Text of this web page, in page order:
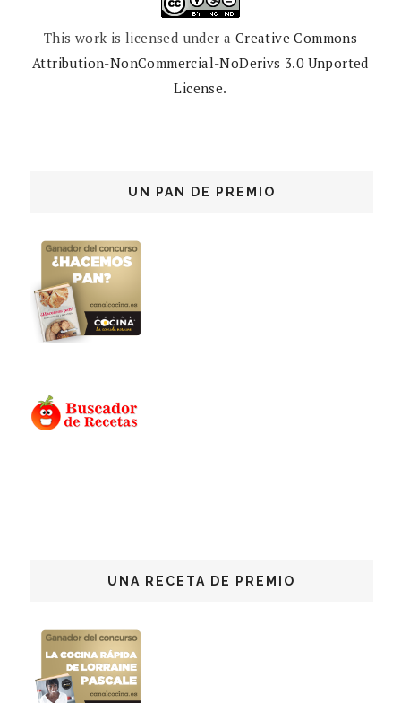
This work is licensed under a Creative Commons
Attribution-NonCommercial-NoDerivs 3.0 Unported
License.
UN PAN DE PREMIO
UNA RECETA DE PREMIO